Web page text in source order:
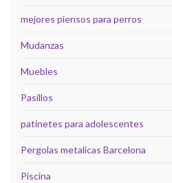
mejores piensos para perros
Mudanzas
Muebles
Pasillos
patinetes para adolescentes
Pergolas metalicas Barcelona
Piscina